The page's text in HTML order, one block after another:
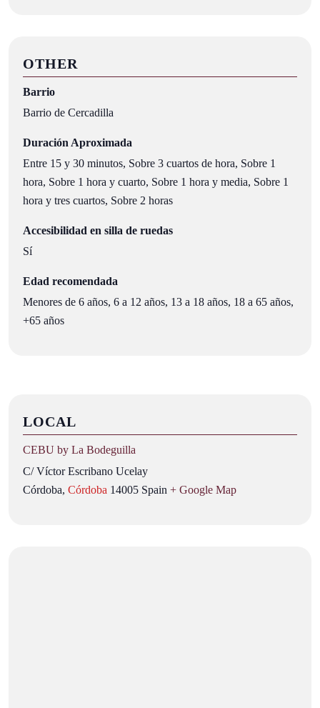
OTHER
Barrio
Barrio de Cercadilla
Duración Aproximada
Entre 15 y 30 minutos, Sobre 3 cuartos de hora, Sobre 1
hora, Sobre 1 hora y cuarto, Sobre 1 hora y media, Sobre 1
hora y tres cuartos, Sobre 2 horas
Accesibilidad en silla de ruedas
Sí
Edad recomendada
Menores de 6 años, 6 a 12 años, 13 a 18 años, 18 a 65 años,
+65 años
LOCAL
CEBU by La Bodeguilla
C/ Víctor Escribano Ucelay
Córdoba, Córdoba 14005 Spain + Google Map